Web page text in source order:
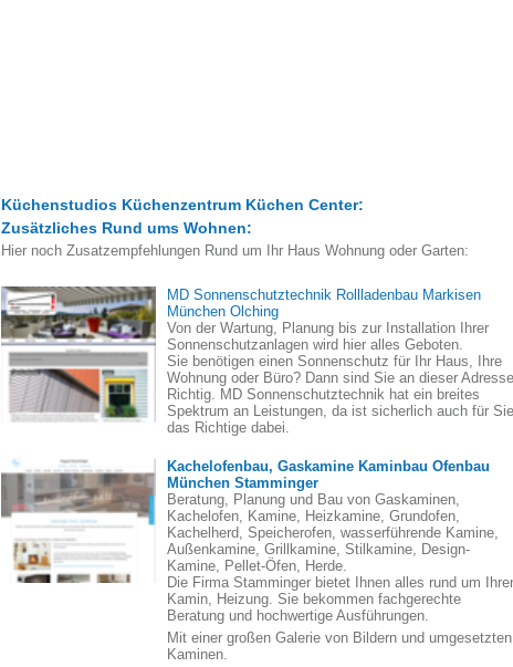
Küchenstudios Küchenzentrum Küchen Center:
Zusätzliches Rund ums Wohnen:
Hier noch Zusatzempfehlungen Rund um Ihr Haus Wohnung oder Garten:
MD Sonnenschutztechnik Rollladenbau Markisen
München Olching
Von der Wartung, Planung bis zur Installation Ihrer
Sonnenschutzanlagen wird hier alles Geboten.
Sie benötigen einen Sonnenschutz für Ihr Haus, Ihre
Wohnung oder Büro? Dann sind Sie an dieser Adresse
Richtig. MD Sonnenschutztechnik hat ein breites
Spektrum an Leistungen, da ist sicherlich auch für Sie
das Richtige dabei.
Kachelofenbau, Gaskamine Kaminbau Ofenbau
München Stamminger
Beratung, Planung und Bau von Gaskaminen,
Kachelofen, Kamine, Heizkamine, Grundofen,
Kachelherd, Speicherofen, wasserführende Kamine,
Außenkamine, Grillkamine, Stilkamine, Design-
Kamine, Pellet-Öfen, Herde.
Die Firma Stamminger bietet Ihnen alles rund um
Kamin, Heizung. Sie bekommen fachgerechte
Beratung und hochwertige Ausführungen.
Mit einer großen Galerie von Bildern und umgesetzten
Kaminen.